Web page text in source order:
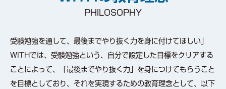
PHILOSOPHY
受験勉強を通して、最後までやり抜く力を身に付けてほしい」
WITHでは、受験勉強という、自分で設定した目標をクリアする
ことによって、「最後までやり抜く力」を身につけてもらうこと
を目標としており、それを実現するための教育理念として、以下